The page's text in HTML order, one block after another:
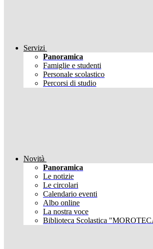
Servizi
Panoramica
Famiglie e studenti
Personale scolastico
Percorsi di studio
Novità
Panoramica
Le notizie
Le circolari
Calendario eventi
Albo online
La nostra voce
Biblioteca Scolastica